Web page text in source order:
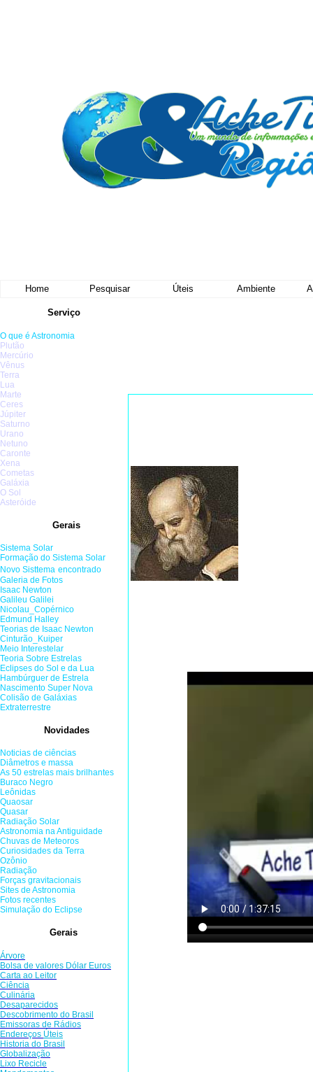
Home Pesquisar Úteis Ambiente
Serviço
O que é Astronomia
Plutão
Mercúrio
Vênus
Terra
Lua
Marte
Ceres
Júpiter
Saturno
Urano
Netuno
Caronte
Xena
Cometas
Galáxia
O Sol
Asteróide
Gerais
Sistema Solar
Formação do Sistema Solar
Novo Sisttema encontrado
Galeria de Fotos
Isaac Newton
Galileu Galilei
Nicolau_Copérnico
Edmund Halley
Teorias de Isaac Newton
Cinturão_Kuiper
Meio Interestelar
Teoria Sobre Estrelas
Eclipses do Sol e da Lua
Hambúrguer de Estrela
Nascimento Super Nova
Colisão de Galáxias
Extraterrestre
Novidades
Noticias de ciências
Diâmetros e massa
As 50 estrelas mais brilhantes
Buraco Negro
Leônidas
Quaosar
Quasar
Radiação Solar
Astronomia na Antiguidade
Chuvas de Meteoros
Curiosidades da Terra
Ozônio
Radiação
Forças gravitacionais
Sites de Astronomia
Fotos recentes
Simulação do Eclipse
Gerais
Árvore
Bolsa de valores Dólar Euros
Carta ao Leitor
Ciência
Culinária
Desaparecidos
Descobrimento do Brasil
Emissoras de Rádios
Endereços Úteis
Historia do Brasil
Globalização
Lixo Recicle